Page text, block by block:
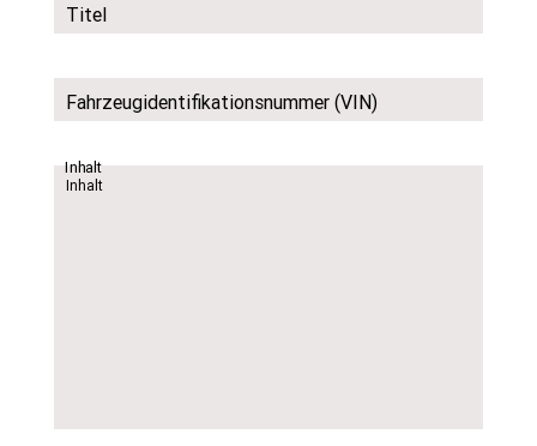
Titel
Fahrzeugidentifikationsnummer (VIN)
Inhalt